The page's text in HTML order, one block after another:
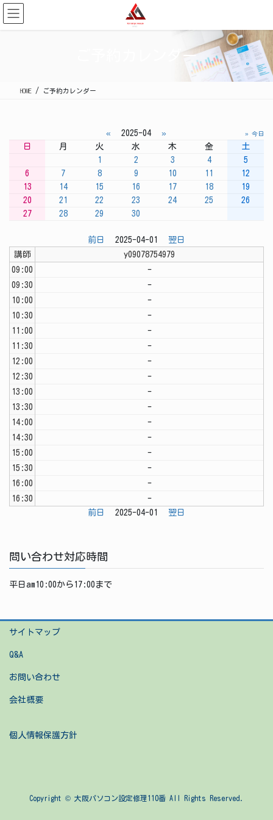
コ
ン
ナ
ビ
ご予約カレンダー
HOME ご予約カレンダー
« 2025-04 » » 今日
日 月 火 水 木 金
土
1
2 3 4
5
6
7 8 9 10 11
12
13
14 15 16 17 18
19
20
21 22 23 24 25
26
27
28 29 30
前日 2025-04-01
翌日
講師
y09078754979
09:00
-
09:30
-
10:00
-
10:30
-
11:00
-
11:30
-
12:00
-
12:30
-
13:00
-
13:30
-
14:00
-
14:30
-
15:00
-
15:30
-
16:00
-
16:30
-
前日
2025-04-01 翌日
問い合わせ対応時間
平日am10:00から17:00まで
サイトマップ
Q&A
お問い合わせ
会社概要
個人情報保護方針
Copyright © 大阪パソコン設定修理110番 All Rights Reserved.